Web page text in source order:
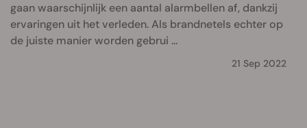
gaan waarschijnlijk een aantal alarmbellen af, dankzij
ervaringen uit het verleden. Als brandnetels echter op
de juiste manier worden gebrui ...
21 Sep 2022